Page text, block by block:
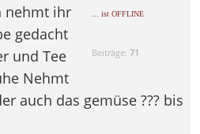
... ist OFFLINE
Beiträge:71
nehmt ihr
gedacht
und Tee
Nehmt
auch das gemüse ??? bis